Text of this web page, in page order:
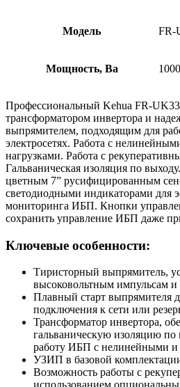
Модель FR-
Мощность, Ва
Профессиональный Kehua FR-
трансформатором инвертора и
выпрямителем, подходящим для
электросетях. Работа с
нагрузками. Работа с
Гальваническая изоляция по
цветным 7” русифицированным
светодиодными индикаторами для
мониторинга ИБП. Кнопки
сохранить управление ИБП даже
Ключевые особенности:
Тиристорный выпрямитель,
высоковольтным импульсам
Плавный старт выпрямителя
подключения к сети или
Трансформатор инвертора,
гальваническую изоляцию
работу ИБП с нелинейными
УЗИП в базовой
Возможность работы с